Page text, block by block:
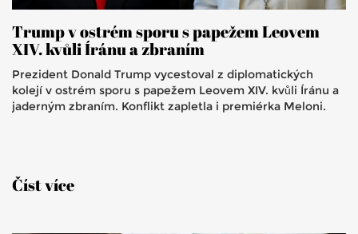
Trump v ostrém sporu s papežem Leovem
XIV. kvůli Íránu a zbraním
Prezident Donald Trump vycestoval z diplomatických
kolejí v ostrém sporu s papežem Leovem XIV. kvůli Íránu a
jaderným zbraním. Konflikt zapletla i premiérka Meloni.
Číst více